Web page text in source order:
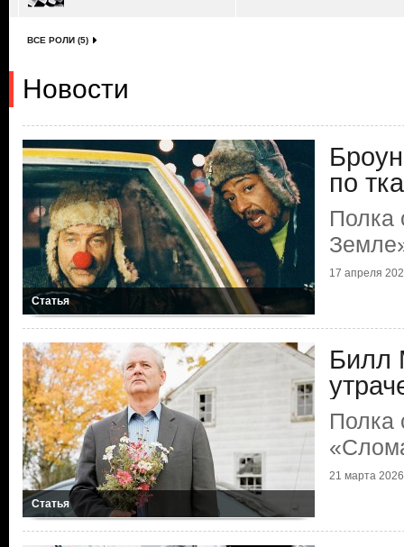
ВСЕ РОЛИ (5)
Новости
Статья
по
Полка
17 апреля
Статья
Билл
Полка
21 марта 2026